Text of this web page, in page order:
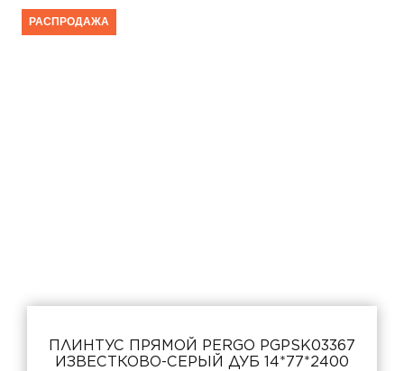
Тон
Акция
Кабель-канал
РАСПРОДАЖА
ПЛИНТУС ПРЯМОЙ PERGO PGPSK03367
ИЗВЕСТКОВО-СЕРЫЙ ДУБ 14*77*2400